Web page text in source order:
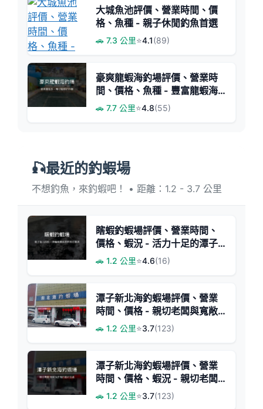
大城魚池評價、營業時間、價
格、魚種 - 親子休閒釣魚首選
🚗 7.3 公里⭐4.1(89)
豪爽龍蝦海釣場評價、營業時
間、價格、魚種 - 豐富龍蝦海
釣體驗
🚗 7.7 公里⭐4.8(55)
🎣最近的釣蝦場
不想釣魚，來釣蝦吧！ • 距離：1.2 - 3.7 公里
瞎蝦釣蝦場評價、營業時間、
價格、蝦況 - 活力十足的潭子
休閒釣場
🚗 1.2 公里⭐4.6(16)
潭子新北海釣蝦場評價、營業
時間、價格 - 親切老闆與寬敞
場地
🚗 1.2 公里⭐3.7(123)
潭子新北海釣蝦場評價、營業
時間、價格、蝦況 - 親切老闆
與悠閒休閒釣場
🚗 1.2 公里⭐3.7(123)